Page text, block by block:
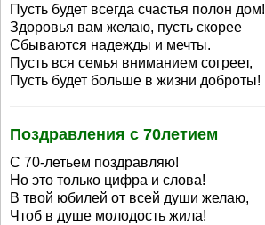
Пусть будет всегда счастья полон дом!
Здоровья вам желаю, пусть скорее
Сбываются надежды и мечты.
Пусть вся семья вниманием согреет,
Пусть будет больше в жизни доброты!
Поздравления с 70летием
С 70-летьем поздравляю!
Но это только цифра и слова!
В твой юбилей от всей души желаю,
Чтоб в душе молодость жила!